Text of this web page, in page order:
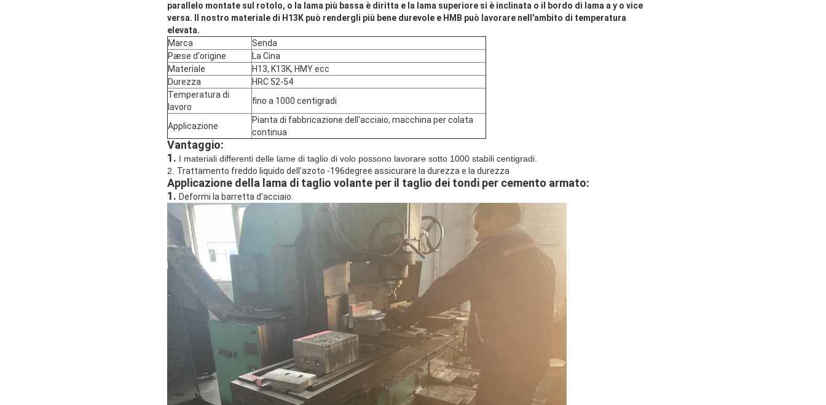
parallelo montate sul rotolo, o la lama più bassa è diritta e la lama superiore si è inclinata o il bordo di lama a y o vice
versa. Il nostro materiale di H13K può rendergli più bene durevole e HMB può lavorare nell'ambito di temperatura
elevata.
Marca
Senda
Pæse d'origine
La Cina
Materiale
H13, K13K, HMY ecc
Durezza
HRC 52-54
Temperatura di
lavoro
fino a 1000 centigradi
Applicazione
Pianta di fabbricazione dell'acciaio, macchina per colata
continua
Vantaggio:
1. I materiali differenti delle lame di taglio di volo possono lavorare sotto 1000 stabili centigradi.
2. Trattamento freddo liquido dell'azoto -196degree assicurare la durezza e la durezza
Applicazione della lama di taglio volante per il taglio dei tondi per cemento armato:
1. Deformi la barretta d'acciaio.